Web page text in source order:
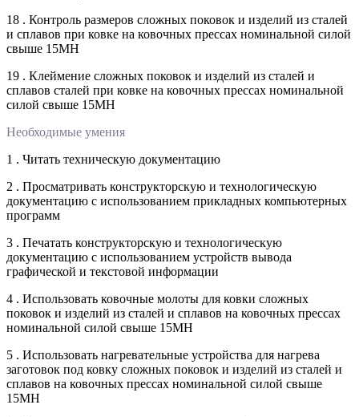
18 . Контроль размеров сложных поковок и изделий из сталей
и сплавов при ковке на ковочных прессах номинальной силой
свыше 15МН
19 . Клеймение сложных поковок и изделий из сталей и
сплавов сталей при ковке на ковочных прессах номинальной
силой свыше 15МН
Необходимые умения
1 . Читать техническую документацию
2 . Просматривать конструкторскую и технологическую
документацию с использованием прикладных компьютерных
программ
3 . Печатать конструкторскую и технологическую
документацию с использованием устройств вывода
графической и текстовой информации
4 . Использовать ковочные молоты для ковки сложных
поковок и изделий из сталей и сплавов на ковочных прессах
номинальной силой свыше 15МН
5 . Использовать нагревательные устройства для нагрева
заготовок под ковку сложных поковок и изделий из сталей и
сплавов на ковочных прессах номинальной силой свыше
15МН